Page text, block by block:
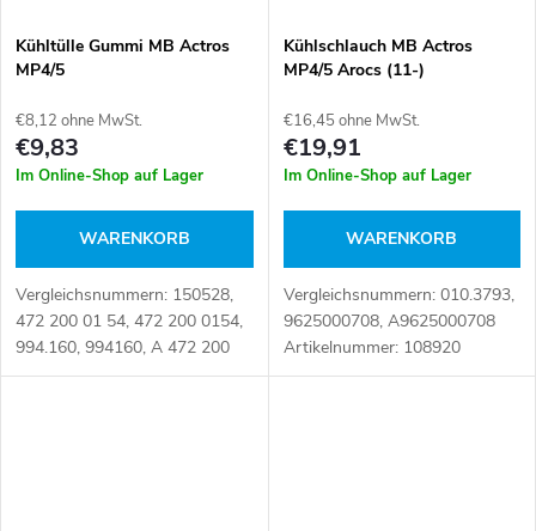
Kühltülle Gummi MB Actros
MP4/5
€8,12 ohne MwSt.
€9,83
Im Online-Shop auf Lager
WARENKORB
Vergleichsnummern: 150528,
472 200 01 54, 472 200 0154,
994.160, 994160, A 472 200
01 54, A472 200 0154,
Kühlschlauch MB Actros
MP4/5 Arocs (11-)
€16,45 ohne MwSt.
€19,91
Im Online-Shop auf Lager
WARENKORB
Vergleichsnummern: 010.3793,
9625000708, A9625000708
Artikelnummer: 108920